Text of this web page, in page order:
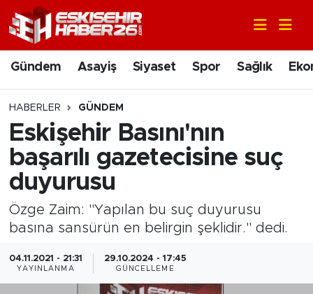
Gündem Asayiş Siyaset Spor Sağlık
HABERLER GÜNDEM
Eskişehir Basını'nın
başarılı gazetecisine suç
duyurusu
Özge Zaim: "Yapılan bu suç duyurusu
basına sansürün en belirgin şeklidir." dedi.
04.11.2021 - 21:31
YAYINLANMA
29.10.2024 - 17:45
GÜNCELLEME
Gündem
Asayiş
Siyaset
Spor
Sağlık
Ekonomi
Eğitim
Nöbetçi Eczaneler
Hava Durumu
Trafik Durumu
Süper Lig Puan Durumu ve Fikstür
Tüm Manşetler
Son Dakika Haberleri
Haber Arşivi